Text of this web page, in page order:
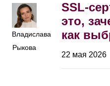
Владислава
Рыкова
SSL-
это,
как
22 мая 2026